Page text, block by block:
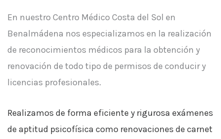
En nuestro Centro Médico Costa del Sol en
Benalmádena nos especializamos en la realización
de reconocimientos médicos para la obtención y
renovación de todo tipo de permisos de conducir y
licencias profesionales.
Realizamos de forma eficiente y rigurosa exámenes
de aptitud psicofísica como renovaciones de carnet